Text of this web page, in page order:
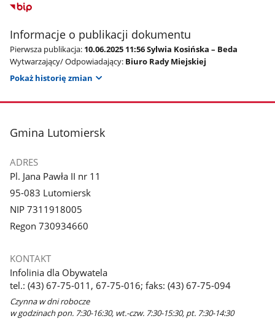
Informacje o publikacji dokumentu
Pierwsza publikacja: 10.06.2025 11:56 Sylwia Kosińska – Beda
Wytwarzający/ Odpowiadający: Biuro Rady Miejskiej
Pokaż historię zmian
stopka
Gmina Lutomiersk
ADRES
Pl. Jana Pawła II nr 11
95-083 Lutomiersk
NIP 7311918005
Regon 730934660
KONTAKT
Infolinia dla Obywatela
tel.: (43) 67-75-011, 67-75-016; faks: (43) 67-75-094
Czynna w dni robocze
w godzinach pon. 7:30-16:30, wt.-czw. 7:30-15:30, pt. 7:30-14:30